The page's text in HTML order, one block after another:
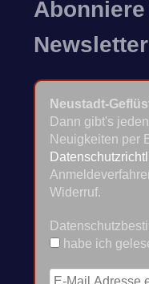
Newsletter
Neustadt-
Dann gibt's
Neuigkeiten per
Widerruf.
habe ich